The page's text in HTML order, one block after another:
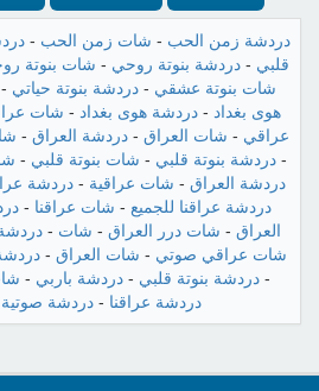
دردشة زمن الحب - شات زمن الحب -
قلبي -دردشة بنوتة روحي - شات بنوتة
شات بنوتة عشقي -دردشة بنوتة حياتي -
هوى بغداد - دردشة هوى بغداد - شات
عراقي - شات العراق -دردشة العراق -
- دردشة بنوتة قلبي - شات بنوتة قلبي -
دردشة العراق - شات عراقية - دردشة
دردشة عراقنا للجميع - شات عراقنا -
العراق - شات درر العراق - شات -
شات عراقي صوتي - شات العراق -
-دردشة بنوتة قلبي -دردشة باربي -
دردشة عراقنا - دردشة صوتية